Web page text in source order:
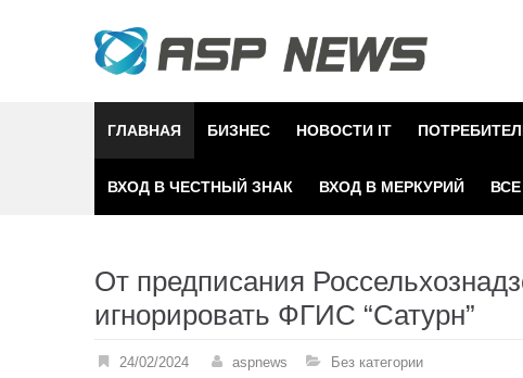
ГЛАВНАЯ БИЗНЕС НОВОСТИ IT
ВХОД В ЧЕСТНЫЙ ЗНАК ВХОД В МЕРКУРИЙ
От предписания
игнорировать ФГИС “Сатурн”
24/02/2024 aspnews Без категории